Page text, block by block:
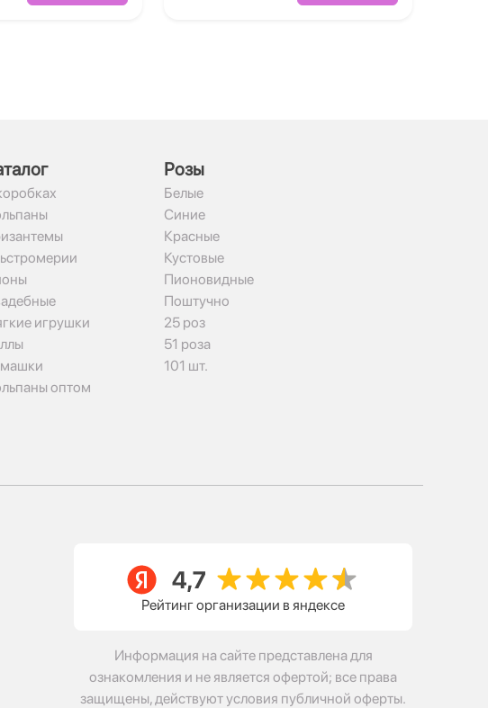
игрушки
оптом
Рoзы
Белые
Синие
Красные
Кустовые
Пионовидные
Поштучно
25 роз
51 роза
101 шт.
Рейтинг организации в яндексе
Информация на сайте представлена для
ознакомления и не является офертой; все права
защищены, действуют условия публичной оферты.